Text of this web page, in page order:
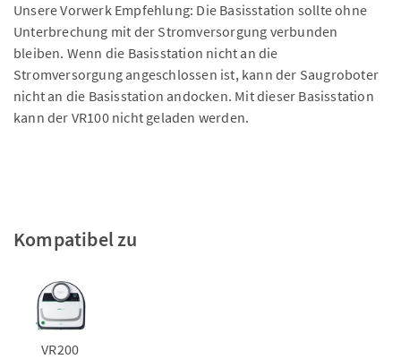
Unsere Vorwerk Empfehlung: Die Basisstation sollte ohne
Unterbrechung mit der Stromversorgung verbunden
bleiben. Wenn die Basisstation nicht an die
Stromversorgung angeschlossen ist, kann der Saugroboter
nicht an die Basisstation andocken. Mit dieser Basisstation
kann der VR100 nicht geladen werden.
Kompatibel zu
VR200